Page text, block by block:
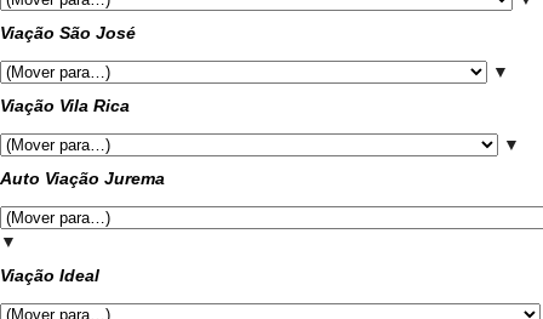
Viação São José
▼
Viação Vila Rica
▼
Auto Viação Jurema
▼
Viação Ideal